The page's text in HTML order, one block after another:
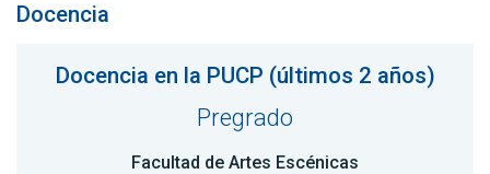
Docencia
Docencia en la PUCP (últimos 2 años)
Pregrado
Facultad de Artes Escénicas